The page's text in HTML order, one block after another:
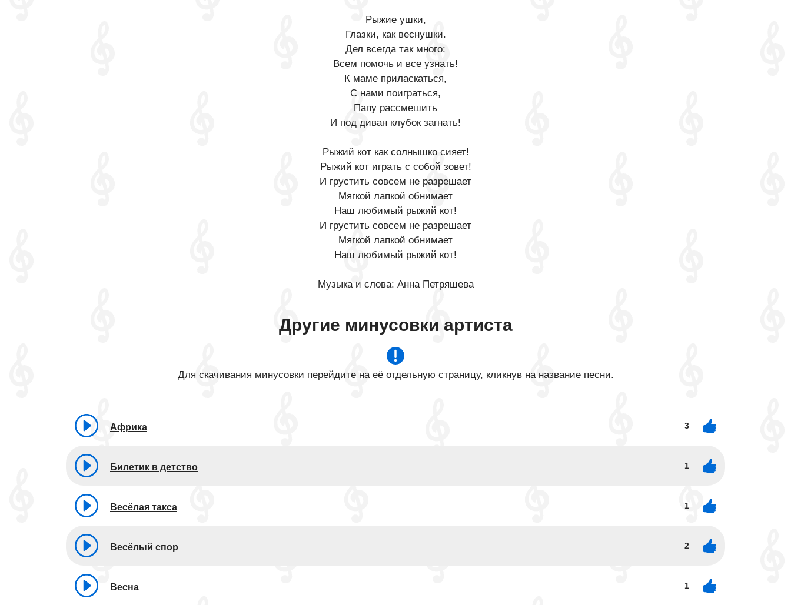
Рыжие ушки,
Глазки, как веснушки.
Дел всегда так много:
Всем помочь и все узнать!
К маме приласкаться,
С нами поиграться,
Папу рассмешить
И под диван клубок загнать!
Рыжий кот как солнышко сияет!
Рыжий кот играть с собой зовет!
И грустить совсем не разрешает
Мягкой лапкой обнимает
Наш любимый рыжий кот!
И грустить совсем не разрешает
Мягкой лапкой обнимает
Наш любимый рыжий кот!
Музыка и слова: Анна Петряшева
Другие минусовки артиста
Для скачивания минусовки перейдите на её отдельную страницу, кликнув на название песни.
Африка 3
Билетик в детство 1
Весёлая такса 1
Весёлый спор 2
Весна 1